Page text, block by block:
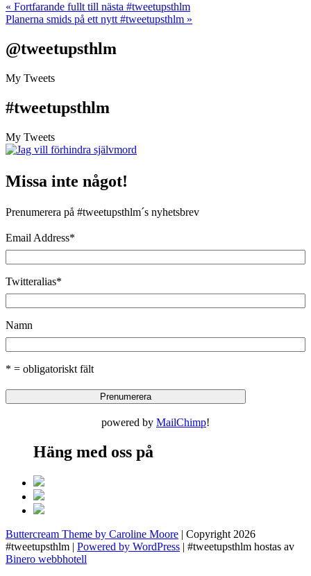
« Fortfarande fullt till nästa #tweetupsthlm
Planerna smids på ett nytt #tweetupsthlm »
@tweetupsthlm
My Tweets
#tweetupsthlm
My Tweets
Missa inte något!
Prenumerera på #tweetupsthlm´s nyhetsbrev
Email Address*
Twitteralias*
Namn
* = obligatoriskt fält
powered by MailChimp!
Häng med oss på
Buttercream Theme by Caroline Moore | Copyright 2026
#tweetupsthlm | Powered by WordPress | #tweetupsthlm hostas av
Binero webbhotell